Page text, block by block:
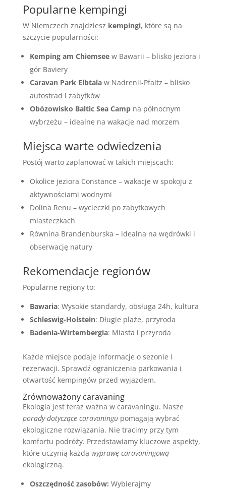
Popularne kempingi
W Niemczech znajdziesz kempingi, które są na
szczycie popularności:
Kemping am Chiemseew Bawarii – blisko jeziora i
gór Baviery
Caravan Park Elbtalaw Nadrenii-Pfaltz – blisko
autostrad i zabytków
Obózowisko Baltic Sea Campna północnym
wybrzeżu – idealne na wakacje nad morzem
Miejsca warte odwiedzenia
Postój warto zaplanować w takich miejscach:
Okolice jeziora Constance – wakacje w spokoju z
aktywnościami wodnymi
Dolina Renu – wycieczki po zabytkowych
miasteczkach
Równina Brandenburska – idealna na wędrówki i
obserwację natury
Rekomendacje regionów
Popularne regiony to:
Bawaria: Wysokie standardy, obsługa 24h, kultura
Schleswig-Holstein: Długie plaże, przyroda
Badenia-Wirtembergia: Miasta i przyroda
Każde miejsce podaje informacje o sezonie i
rezerwacji. Sprawdź ograniczenia parkowania i
otwartość kempingów przed wyjazdem.
Zrównoważony caravaning
Ekologia jest teraz ważna w caravaningu. Nasze
porady dotyczące caravaningupomagają wybrać
ekologiczne rozwiązania. Nie tracimy przy tym
komfortu podróży. Przedstawiamy kluczowe aspekty,
które uczynią każdą wyprawę caravaningową
ekologiczną.
Oszczędność zasobów: Wybierajmy